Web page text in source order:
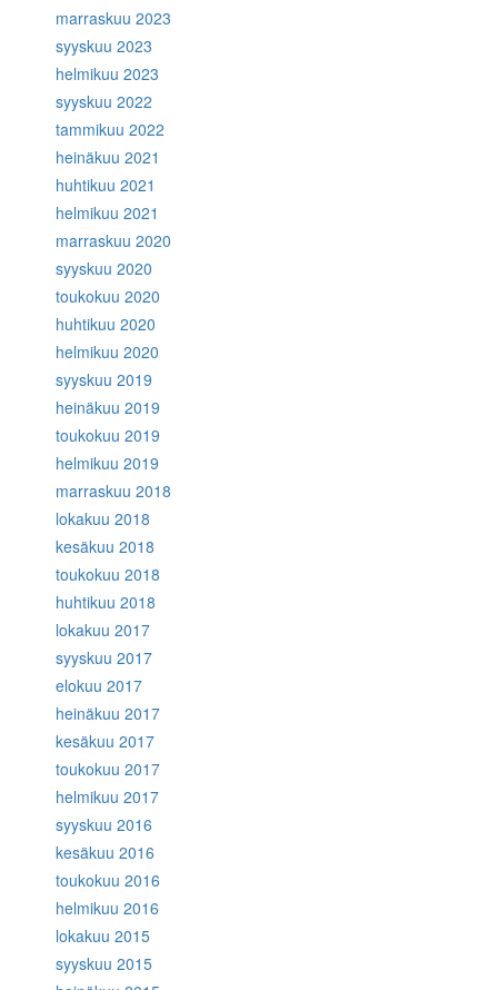
marraskuu 2023
syyskuu 2023
helmikuu 2023
syyskuu 2022
tammikuu 2022
heinäkuu 2021
huhtikuu 2021
helmikuu 2021
marraskuu 2020
syyskuu 2020
toukokuu 2020
huhtikuu 2020
helmikuu 2020
syyskuu 2019
heinäkuu 2019
toukokuu 2019
helmikuu 2019
marraskuu 2018
lokakuu 2018
kesäkuu 2018
toukokuu 2018
huhtikuu 2018
lokakuu 2017
syyskuu 2017
elokuu 2017
heinäkuu 2017
kesäkuu 2017
toukokuu 2017
helmikuu 2017
syyskuu 2016
kesäkuu 2016
toukokuu 2016
helmikuu 2016
lokakuu 2015
syyskuu 2015